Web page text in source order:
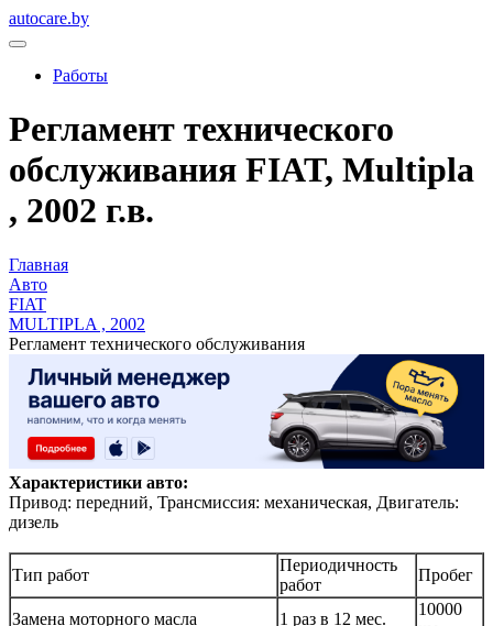
autocare.by
Работы
Регламент технического
обслуживания FIAT, Multipla
, 2002 г.в.
Главная
Авто
FIAT
MULTIPLA , 2002
Регламент технического обслуживания
Характеристики авто:
Привод: передний, Трансмиссия: механическая, Двигатель:
дизель
Тип работ
Периодичность
работ
Пробег
Замена моторного масла 1 раз в 12 мес.
10000